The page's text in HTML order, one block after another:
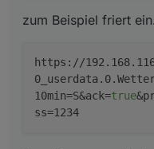
nix...
zum Beispiel friert ein.
https://
10min=S&ack=true
ss=1234